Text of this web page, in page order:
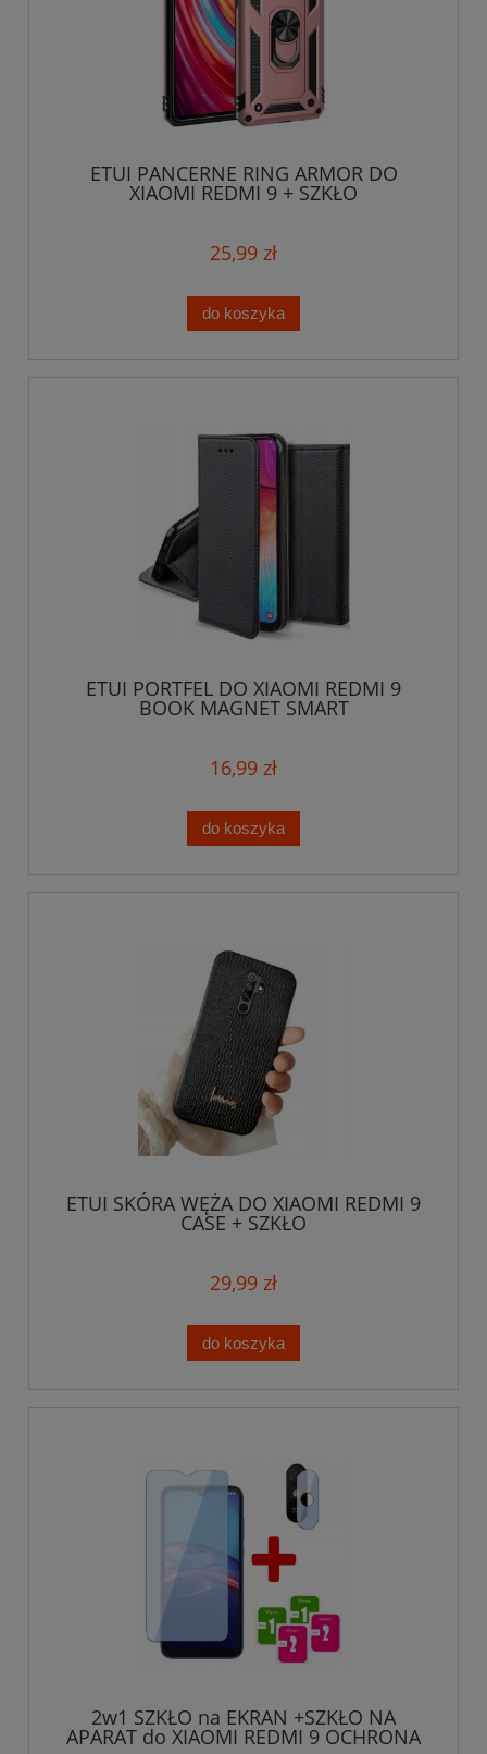
ETUI PANCERNE RING ARMOR DO
XIAOMI REDMI 9 + SZKŁO
25,99 zł
do koszyka
ETUI PORTFEL DO XIAOMI REDMI 9
BOOK MAGNET SMART
16,99 zł
do koszyka
ETUI SKÓRA WĘŻA DO XIAOMI REDMI 9
CASE + SZKŁO
29,99 zł
do koszyka
2w1 SZKŁO na EKRAN +SZKŁO NA
APARAT do XIAOMI REDMI 9 OCHRONA